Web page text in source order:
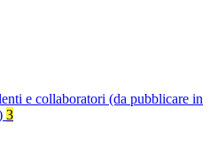
e collaboratori (da pubblicare in
3